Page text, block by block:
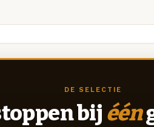
DE SELECTIE
bij één